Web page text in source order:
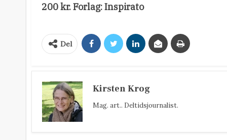
200 kr. Forlag: Inspirato
Del
Kirsten Krog
Mag. art.. Deltidsjournalist.